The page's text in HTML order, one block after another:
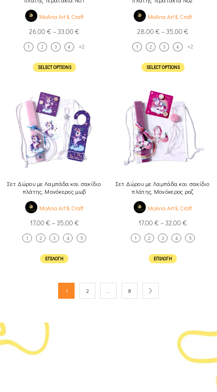
MoAna Art & Craft
26,00 € –33,00 €
1 2 3 4 +2
SELECT OPTIONS
MoAna Art & Craft
28,00 € –35,00 €
1 2 3 4 +2
SELECT OPTIONS
Σετ Δώρου με Λαμπάδα και σακίδιο
πλάτης, Μονόκερος μωβ
MoAna Art & Craft
17,00 € –35,00 €
1 2 3 4 5
ΕΠΙΛΟΓΉ
Σετ Δώρου με Λαμπάδα και σακίδιο
πλάτης, Μονόκερος ροζ
MoAna Art & Craft
17,00 € –32,00 €
1 2 3 4 5
ΕΠΙΛΟΓΉ
1 2 8